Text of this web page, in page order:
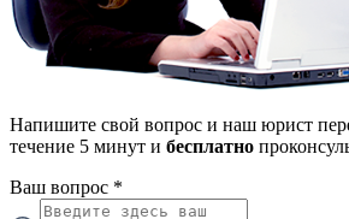
Напишите свой вопрос и наш юрист
течение 5 минут и бесплатно
Ваш вопрос *